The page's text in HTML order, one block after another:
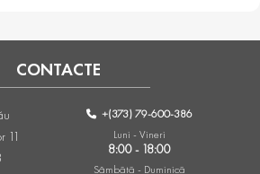
CONTACTE
11
+(373) 79-600-386
Luni - Vineri
8:00 - 18:00
Sâmbătă - Duminică